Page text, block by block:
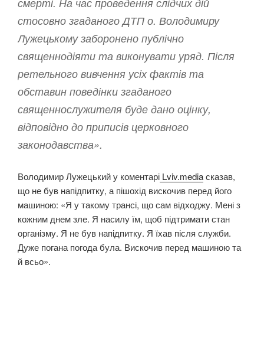
стосовно згаданого ДТП о. Володимиру
Лужецькому заборонено публічно
священнодіяти та виконувати уряд. Після
ретельного вивчення усіх фактів та
обставин поведінки згаданого
священнослужителя буде дано оцінку,
відповідно до приписів церковного
законодавства».
Володимир Лужецький у коментарі Lviv.mediaсказав,
що не був напідпитку, а пішохід вискочив перед його
машиною: «Я у такому трансі, що сам відходжу. Мені з
кожним днем зле. Я насилу їм, щоб підтримати стан
організму. Я не був напідпитку. Я їхав після служби.
Дуже погана погода була. Вискочив перед машиною та
й всьо».